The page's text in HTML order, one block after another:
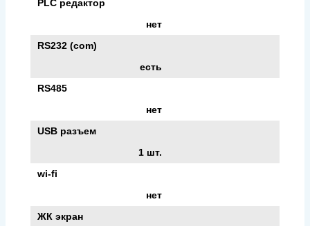
PLC редактор
нет
RS232 (com)
есть
RS485
нет
USB разъем
1 шт.
wi-fi
нет
ЖК экран